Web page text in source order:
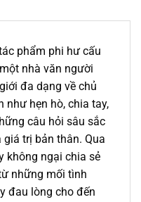
phẩm phi hư cấu
nhà văn người
đa dạng về chủ
như hẹn hò, chia tay,
câu hỏi sâu sắc
trị bản thân. Qua
không ngại chia sẻ
những mối tình
đau lòng cho đến